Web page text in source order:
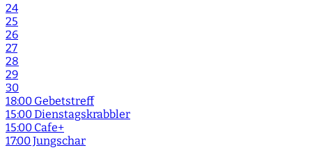
24
25
26
27
28
29
30
18:00 Gebetstreff
15:00 Dienstagskrabbler
15:00 Cafe+
17:00 Jungschar